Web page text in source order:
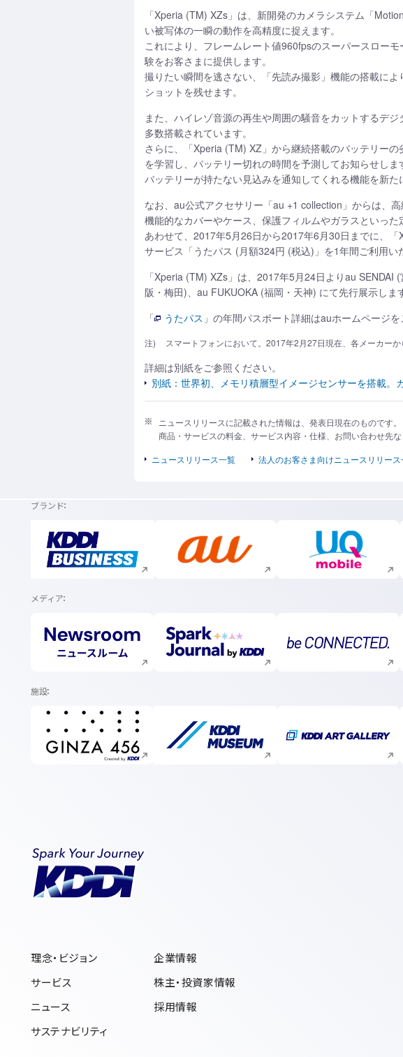
「Xperia (TM) XZs」は、新開発のカメラシステム「
い被写体の一瞬の動作を高精度に捉えます。
これにより、フレームレート値960fpsのスーパースロー
験をお客さまに提供します。
撮りたい瞬間を逃さない、「先読み撮影」機能の搭載に
ショットを残せます。
また、ハイレゾ音源の再生や周囲の騒音をカットするデ
多数搭載されています。
さらに、「Xperia (TM) XZ」から継続搭載のバッテリー
を学習し、バッテリー切れの時間を予測してお知らせし
バッテリーが持たない見込みを通知してくれる機能を新た
なお、au公式アクセサリー「au +1 collection」からは、
機能的なカバーやケース、保護フィルムやガラスといった
あわせて、2017年5月26日から2017年6月30日までに、
サービス「うたパス (月額324円 (税込)」を1年間ご利用い
「Xperia (TM) XZs」は、2017年5月24日よりau
阪・梅田)、au FUKUOKA (福岡・天神) にて先行展示しま
「
うたパス 」の年間パスポート詳細はauホームページを
注) スマートフォンにおいて。2017年2月27日現在、各メーカー
詳細は別紙をご参照ください。
別紙：世界初、メモリ積層型イメージセンサーを搭載
ニュースリリースに記載された情報は、発表日現在のものです。
商品・サービスの料金、サービス内容・仕様、お問い合わせ先
ニュースリリース一覧
法人のお客さま向けニュースリリース
ブランド
新規ウィンドウで開く 新規ウィンドウで開く 新規ウィンド
メディア
新規ウィンドウで開く 新規ウィンドウで開く 新規ウィンド
施設
新規ウィンドウで開く 新規ウィンドウで開く 新規ウィンド
理念・ビジョン
サービス
ニュース
サステナビリティ
企業情報
株主・投資家情報
採用情報